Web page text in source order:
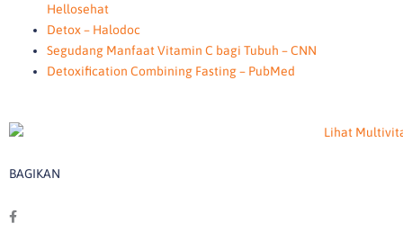
Hellosehat
Detox – Halodoc
Segudang Manfaat Vitamin C bagi Tubuh – CNN
Detoxification Combining Fasting – PubMed
BAGIKAN